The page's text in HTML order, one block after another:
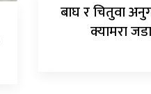
बाघ र चितुवा
क्यामरा